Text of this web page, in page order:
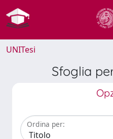
UNITesi
Sfoglia
Ordina per: